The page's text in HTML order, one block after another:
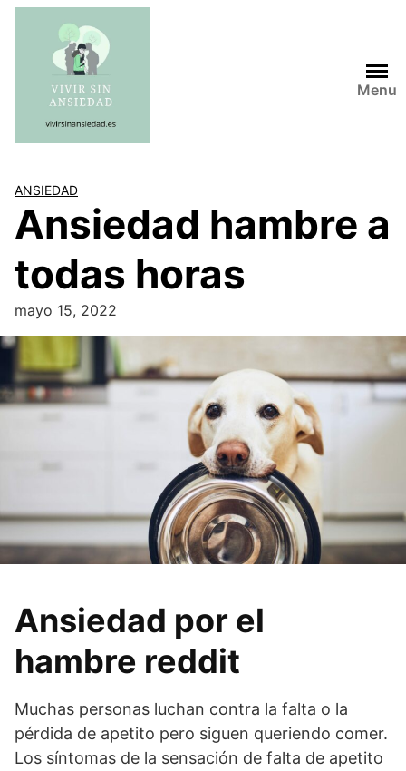
Saltar
contenido
Menu
ANSIEDAD
Ansiedad hambre a
todas horas
mayo 15, 2022
Ansiedad por el
hambre reddit
Muchas personas luchan contra la falta o la
pérdida de apetito pero siguen queriendo comer.
Los síntomas de la sensación de falta de apetito